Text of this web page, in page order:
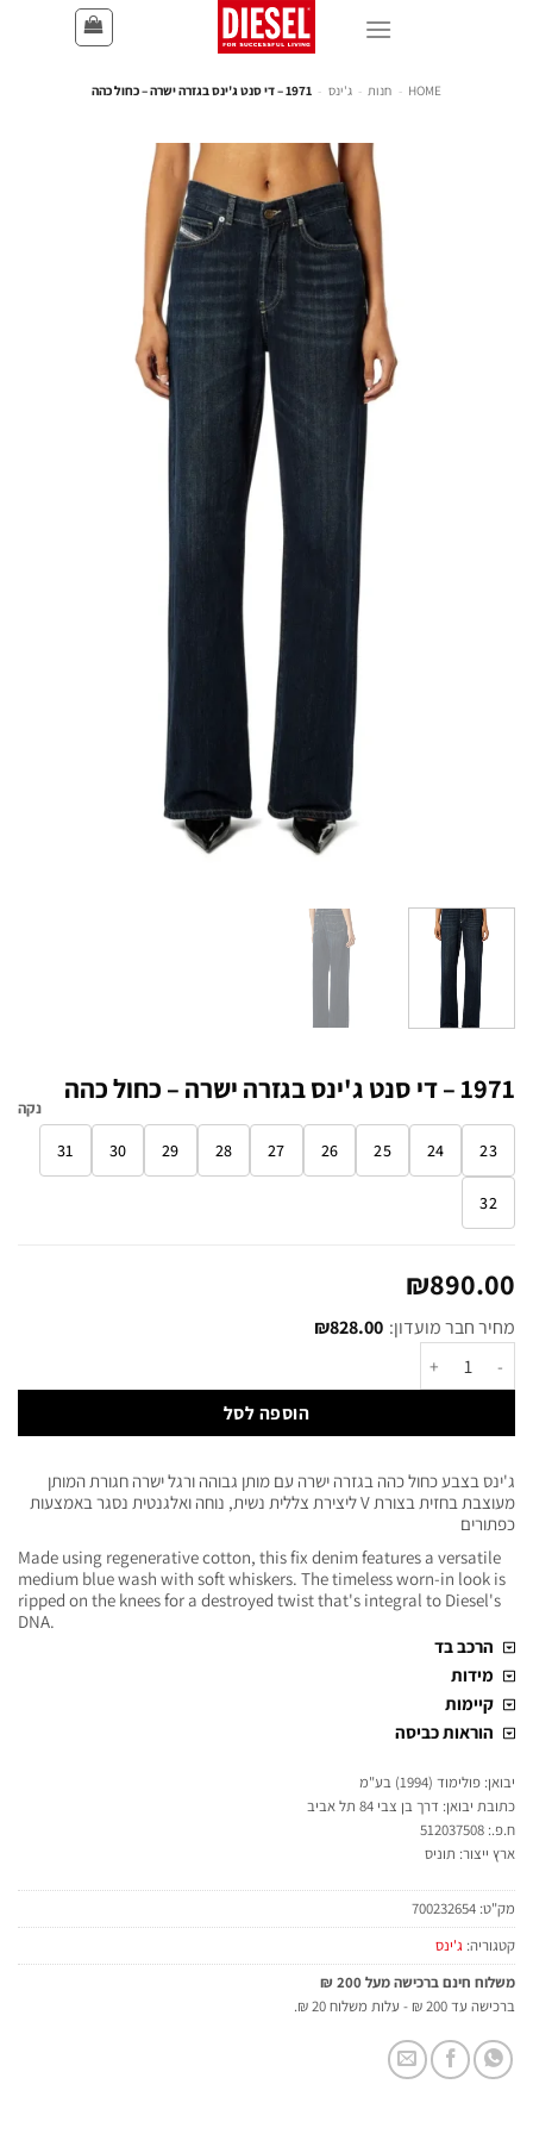
HOME
- חנות - ג'ינס - 1971 – די סנט ג'ינס בגזרה ישרה – כחול כהה
1971 – די סנט ג'ינס בגזרה ישרה – כחול כהה
23
24
25
26
27
28
29
30
31
32
נקה
₪890.00
מחיר חבר מועדון: ₪828.00
הוספה לסל
ג'ינס בצבע כחול כהה בגזרה ישרה עם מותן גבוהה ורגל ישרה חגורת המותן
מעוצבת בחזית בצורת V ליצירת צללית נשית, נוחה ואלגנטית נסגר באמצעות
כפתורים
Made using regenerative cotton, this fix denim features a versatile
medium blue wash with soft whiskers. The timeless worn-in look is
ripped on the knees for a destroyed twist that's integral to Diesel's
DNA.
הרכב בד
מידות
קיימות
הוראות כביסה
יבואן: פולימוד (1994) בע"מ
כתובת יבואן: דרך בן צבי 84 תל אביב
ח.פ.: 512037508
ארץ ייצור: תוניס
מק"ט: 700232654
קטגוריה: ג'ינס
משלוח חינם ברכישה מעל 200 ₪
ברכישה עד 200 ₪ - עלות משלוח 20 ₪.